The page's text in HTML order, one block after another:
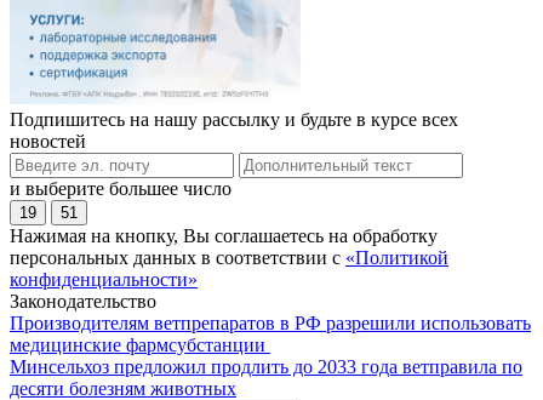
Подпишитесь на нашу рассылку и будьте в курсе всех
новостей
и выберите большее число
19 51
Нажимая на кнопку, Вы соглашаетесь на обработку
персональных данных в соответствии с «Политикой
конфиденциальности»
Законодательство
Производителям ветпрепаратов в РФ разрешили использовать
медицинские фармсубстанции
Минсельхоз предложил продлить до 2033 года ветправила по
десяти болезням животных